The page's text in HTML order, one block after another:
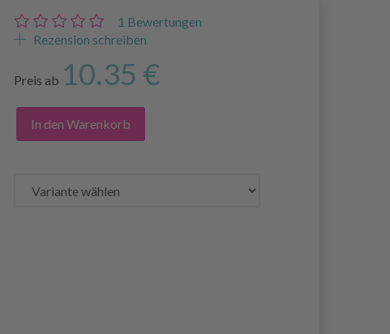
1 Bewertungen
Rezension schreiben
Preis ab 10.35 €
In den Warenkorb